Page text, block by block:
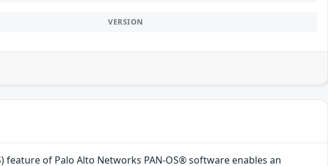
VERSION
feature of Palo Alto Networks PAN-OS® software enables an